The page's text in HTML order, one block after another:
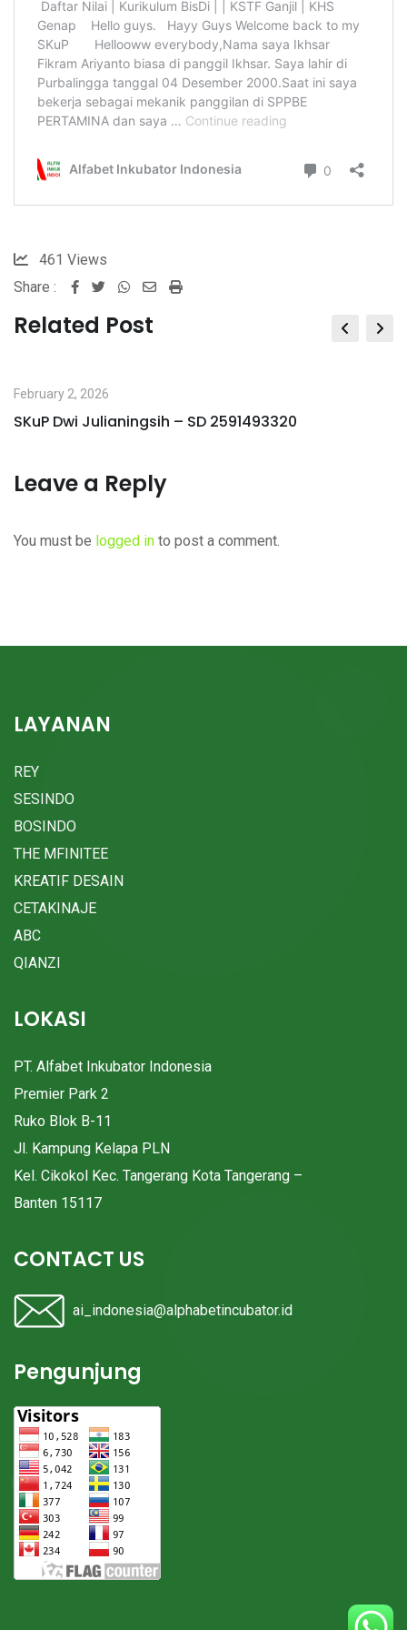
461 Views
Share :
Whatsapp
SharePrint
Related Post
February 2, 2026
SKuP Dwi Julianingsih – SD 2591493320
Leave a Reply
You must be logged in to post a comment.
LAYANAN
REY
SESINDO
BOSINDO
THE MFINITEE
KREATIF DESAIN
CETAKINAJE
ABC
QIANZI
LOKASI
PT. Alfabet Inkubator Indonesia
Premier Park 2
Ruko Blok B-11
Jl. Kampung Kelapa PLN
Kel. Cikokol Kec. Tangerang Kota Tangerang –
Banten 15117
CONTACT US
ai_indonesia@alphabetincubator.id
Pengunjung